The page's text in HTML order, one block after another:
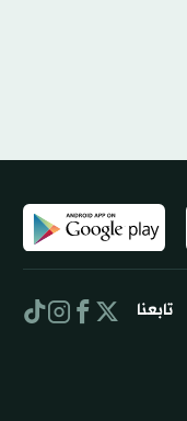
تابعنا